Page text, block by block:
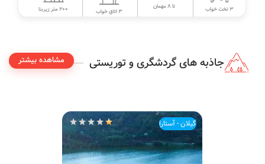
3 تخت خواب تا 8 مهمان
3 اتاق خواب 200 متر زیربنا
جاذبه های گردشگری و توریستی مشاهده بیشتر
گیلان - آستارا